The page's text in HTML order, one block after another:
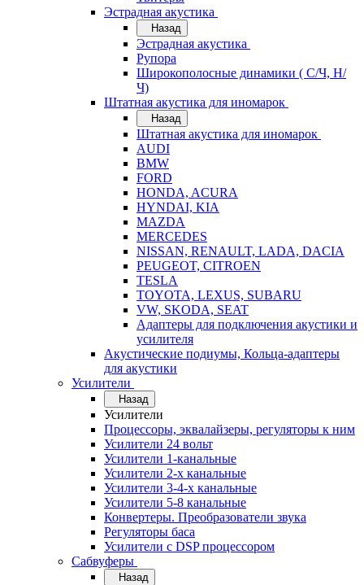
Эстрадная акустика
Назад
Эстрадная акустика
Рупора
Широкополосные динамики ( С/Ч, Н/
Ч)
Штатная акустика для иномарок
Назад
Штатная акустика для иномарок
AUDI
BMW
FORD
HONDA, ACURA
HYNDAI, KIA
MAZDA
MERCEDES
NISSAN, RENAULT, LADA, DACIA
PEUGEOT, CITROEN
TESLA
TOYOTA, LEXUS, SUBARU
VW, SKODA, SEAT
Адаптеры для подключения акустики и
усилителя
Акустические подиумы, Кольца-адаптеры
для акустики
Усилители
Назад
Усилители
Процессоры, эквалайзеры, регуляторы к ним
Усилители 24 вольт
Усилители 1-канальные
Усилители 2-х канальные
Усилители 3-4-х канальные
Усилители 5-8 канальные
Конвертеры. Преобразователи звука
Регуляторы баса
Усилители с DSP процессором
Сабвуферы
Назад